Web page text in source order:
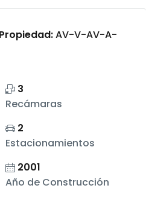
AV-V-AV-A-
3
Recámaras
2
Estacionamientos
2001
Año de Construcción